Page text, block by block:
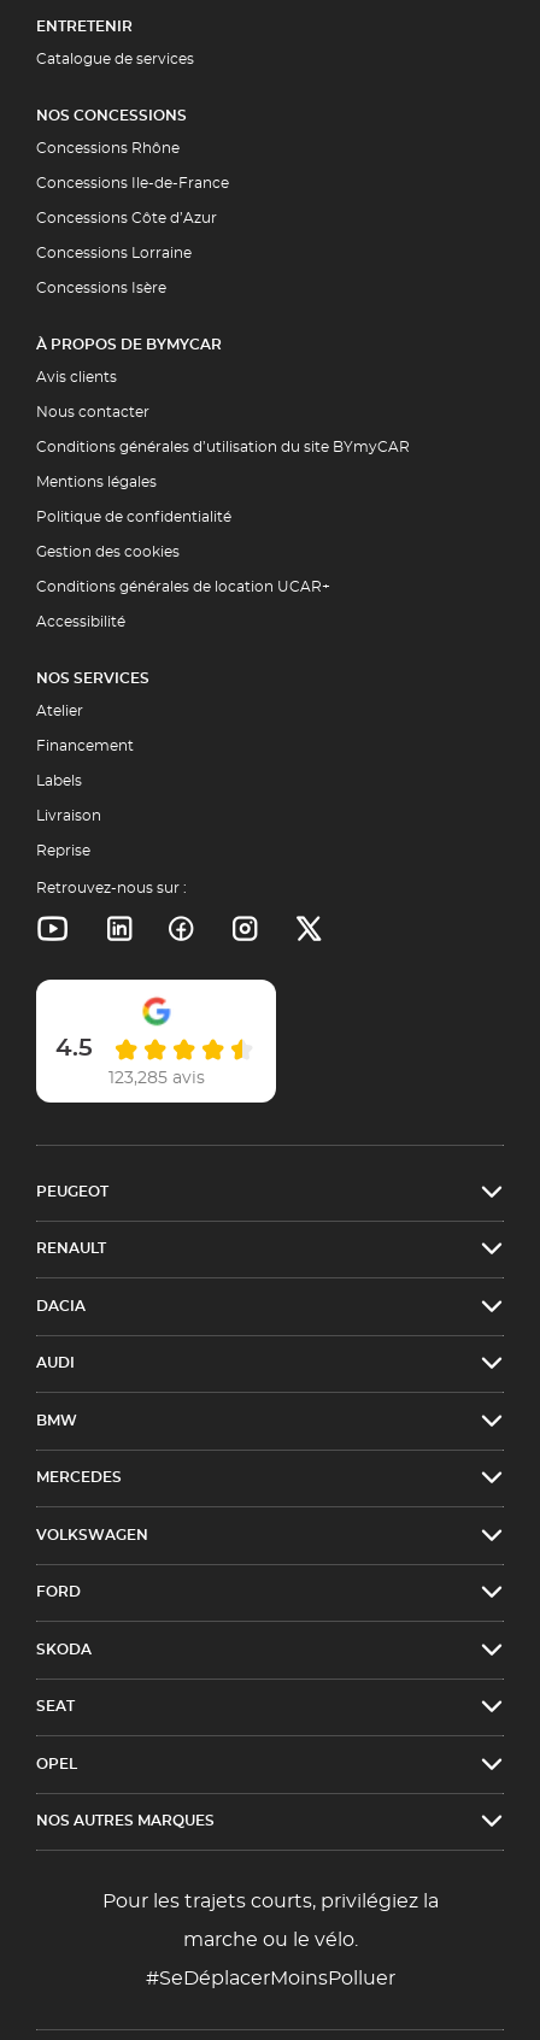
ENTRETENIR
Catalogue de services
NOS CONCESSIONS
Concessions Rhône
Concessions Ile-de-France
Concessions Côte d’Azur
Concessions Lorraine
Concessions Isère
À PROPOS DE BYMYCAR
Avis clients
Nous contacter
Conditions générales d’utilisation du site BYmyCAR
Mentions légales
Politique de confidentialité
Gestion des cookies
Conditions générales de location UCAR+
Accessibilité
NOS SERVICES
Atelier
Financement
Labels
Livraison
Reprise
Retrouvez-nous sur :
4.5
123,285 avis
PEUGEOT
RENAULT
DACIA
AUDI
BMW
MERCEDES
VOLKSWAGEN
FORD
SKODA
SEAT
OPEL
NOS AUTRES MARQUES
Pour les trajets courts, privilégiez la
marche ou le vélo.
#SeDéplacerMoinsPolluer